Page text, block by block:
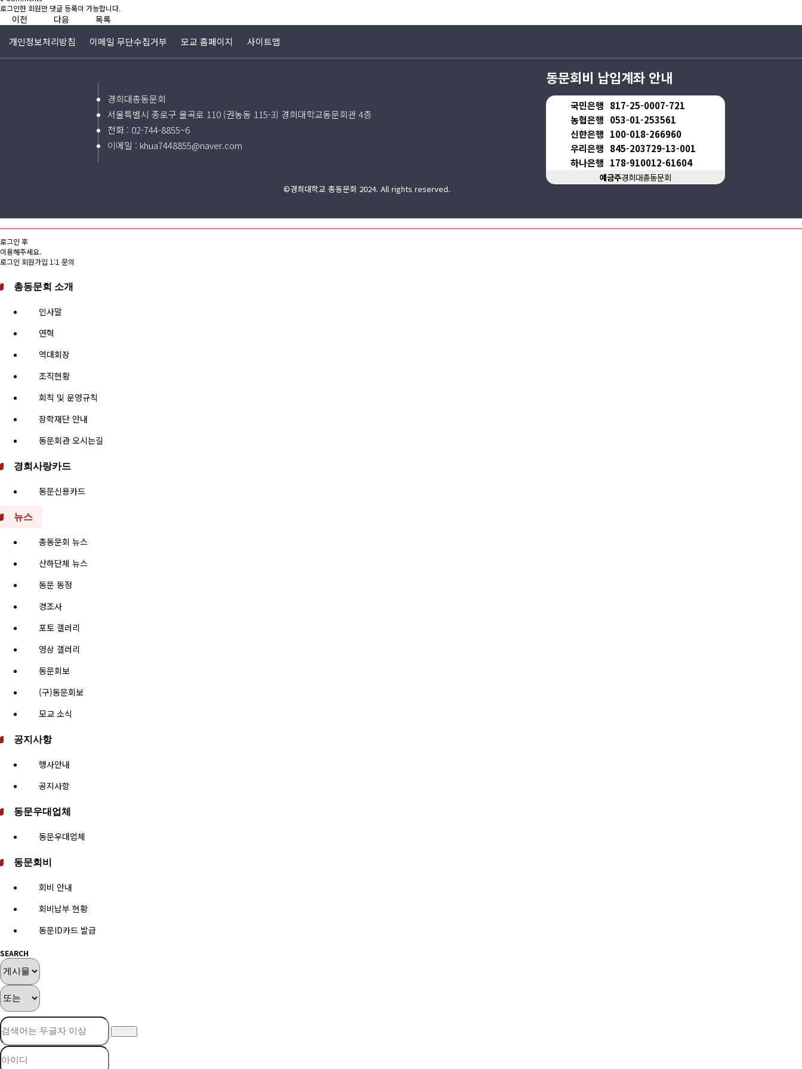
로그인한 회원만 댓글 등록이 가능합니다.
이전 다음 목록
개인정보처리방침 이메일 무단수집거부 모교 홈페이지 사이트맵
경희대총동문회
서울특별시 종로구 율곡로 110 (권농동 115-3) 경희대학교동문회관 4층
전화 : 02-744-8855~6
이메일 : khua7448855@naver.com
동문회비 납입계좌 안내
국민은행 817-25-0007-721
농협은행 053-01-253561
신한은행 100-018-266960
우리은행 845-203729-13-001
하나은행 178-910012-61604
예금주경희대총동문회
©경희대학교 총동문회 2024. All rights reserved.
로그인 후
이용해주세요.
로그인 회원가입 1:1 문의
총동문회 소개
인사말
연혁
역대회장
조직현황
회칙 및 운영규칙
장학재단 안내
동문회관 오시는길
경희사랑카드
동문신용카드
뉴스
총동문회 뉴스
산하단체 뉴스
동문 동정
경조사
포토 갤러리
영상 갤러리
동문회보
(구)동문회보
모교 소식
공지사항
행사안내
공지사항
동문우대업체
동문우대업체
동문회비
회비 안내
회비납부 현황
동문ID카드 발급
SEARCH